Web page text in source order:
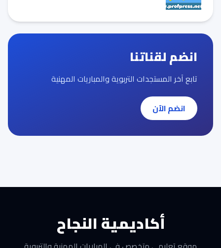
انضم لقناتنا
تابع آخر المستجدات التربوية والمباريات المهنية
انضم الآن
أكاديمية النجاح